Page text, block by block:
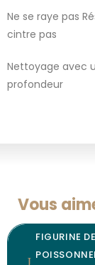
Ne se raye pas
cintre pas
Nettoyage avec
profondeur
Vous
FIGURINE